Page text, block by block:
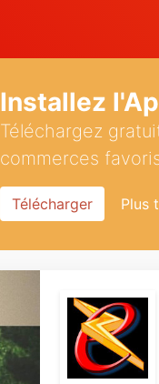
Installez
Téléchargez
commerces
Télécharger Plus